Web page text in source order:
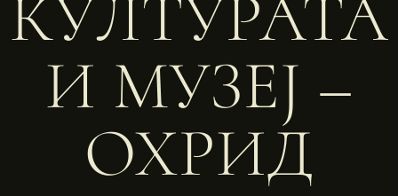
КУЛТУРАТА
И МУЗЕЈ –
ОХРИД